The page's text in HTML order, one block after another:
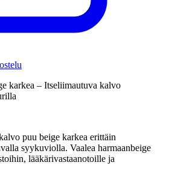
karkea – Itseliimautuva kalvo
puu beige karkea erittäin
syykuviolla. Vaalea harmaanbeige
lääkärivastaanotoille ja